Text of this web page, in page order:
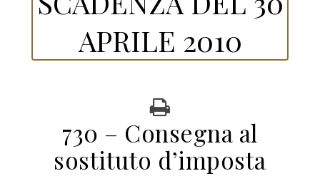
APRILE 2010
730 – Consegna al
sostituto d’imposta